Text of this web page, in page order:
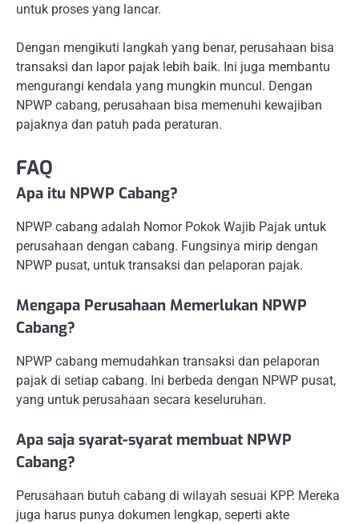
untuk proses yang lancar.
Dengan mengikuti langkah yang benar, perusahaan bisa
transaksi dan lapor pajak lebih baik. Ini juga membantu
mengurangi kendala yang mungkin muncul. Dengan
NPWP cabang, perusahaan bisa memenuhi kewajiban
pajaknya dan patuh pada peraturan.
FAQ
Apa itu NPWP Cabang?
NPWP cabang adalah Nomor Pokok Wajib Pajak untuk
perusahaan dengan cabang. Fungsinya mirip dengan
NPWP pusat, untuk transaksi dan pelaporan pajak.
Mengapa Perusahaan Memerlukan NPWP
Cabang?
NPWP cabang memudahkan transaksi dan pelaporan
pajak di setiap cabang. Ini berbeda dengan NPWP pusat,
yang untuk perusahaan secara keseluruhan.
Apa saja syarat-syarat membuat NPWP
Cabang?
Perusahaan butuh cabang di wilayah sesuai KPP. Mereka
juga harus punya dokumen lengkap, seperti akte